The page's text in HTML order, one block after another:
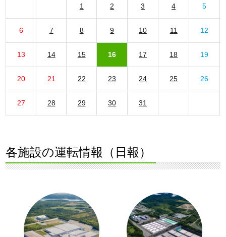
1 2 3 4 5
6 7 8 9 10 11 12
13 14 15 16 17 18 19
20 21 22 23 24 25 26
27 28 29 30 31
各施設の運転情報（日報）